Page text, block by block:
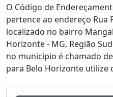
O Código de
pertence ao endereço Rua
localizado no bairro
Horizonte - MG, Região
no município é chamado
para Belo Horizonte utilize